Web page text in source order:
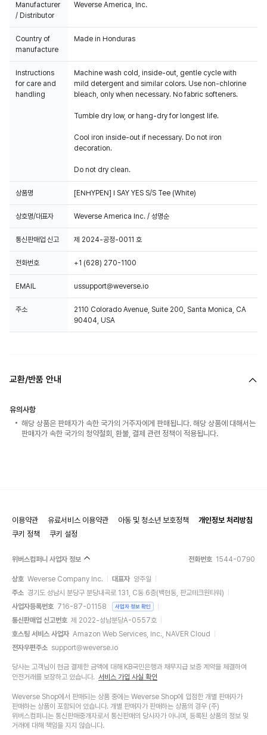
Manufacturer
/ Distributor
Weverse America, Inc.
Country of
manufacture
Made in Honduras
Instructions
for care and
handling
Machine wash cold, inside-out, gentle cycle with
mild detergent and similar colors. Use non-chlorine
bleach, only when necessary. No fabric softeners.
Tumble dry low, or hang-dry for longest life.
Cool iron inside-out if necessary. Do not iron
decoration.
Do not dry clean.
상품명 [ENHYPEN] I SAY YES S/S Tee (White)
상호명/대표자 Weverse America Inc. / 성명순
통신판매업 신고 제 2024-공정-0011 호
전화번호 +1 (628) 270-1100
EMAIL ussupport@weverse.io
주소
2110 Colorado Avenue, Suite 200, Santa Monica, CA
90404, USA
교환/반품 안내
유의사항
해당 상품은 판매자가 속한 국가의 거주자에게 판매됩니다. 해당 상품에 대해서는
판매자가 속한 국가의 청약철회, 환불, 결제 관련 정책이 적용됩니다.
이용약관 유료서비스 이용약관 아동 및 청소년 보호정책
개인정보 처리방침
쿠키 정책
쿠키 설정
위버스컴퍼니 사업자 정보 전화번호 1544-0790
상호 Weverse Company Inc. 대표자 양주일
주소 경기도 성남시 분당구 분당내곡로 131, C동 6층(백현동, 판교테크원타워)
사업자등록번호 716-87-01158 사업자 정보 확인
통신판매업 신고번호 제 2022-성남분당A-0557호
호스팅 서비스 사업자 Amazon Web Services, Inc., NAVER Cloud
전자우편주소 support@weverse.io
당사는 고객님이 현금 결제한 금액에 대해 KB국민은행과 채무지급 보증 계약을 체결하여
안전거래를 보장하고 있습니다. 서비스 가입 사실 확인
Weverse Shop에서 판매되는 상품 중에는 Weverse Shop에 입점한 개별 판매자가
판매하는 상품이 포함되어 있습니다. 개별 판매자가 판매하는 상품의 경우 (주)
위버스컴퍼니는 통신판매중개자로서 통신판매의 당사자가 아니며, 등록된 상품의 정보 및
거래에 대해 책임을 지지 않습니다.